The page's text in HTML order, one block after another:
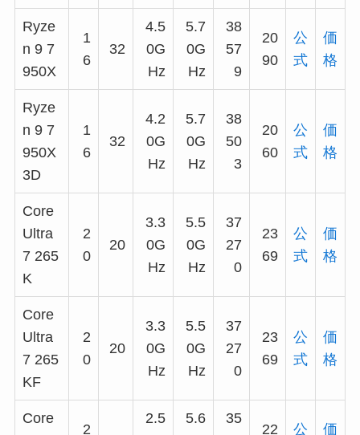
Ryze
n 9 7
950X
1
6
32
4.5
0G
Hz
5.7
0G
Hz
38
57
9
20
90
公
式
価
格
Ryze
n 9 7
950X
3D
1
6
32
4.2
0G
Hz
5.7
0G
Hz
38
50
3
20
60
公
式
価
格
Core
Ultra
7 265
K
2
0
20
3.3
0G
Hz
5.5
0G
Hz
37
27
0
23
69
公
式
価
格
Core
Ultra
7 265
KF
2
0
20
3.3
0G
Hz
5.5
0G
Hz
37
27
0
23
69
公
式
価
格
Core
2
2.5
5.6
35
22
公
価